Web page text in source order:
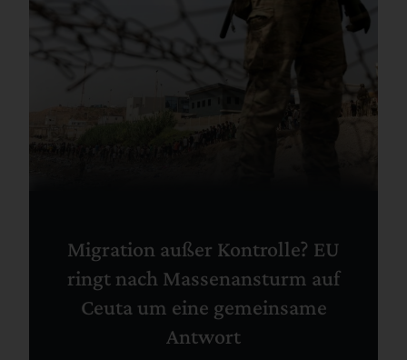
Migration außer Kontrolle? EU
ringt nach Massenansturm auf
Ceuta um eine gemeinsame
Antwort